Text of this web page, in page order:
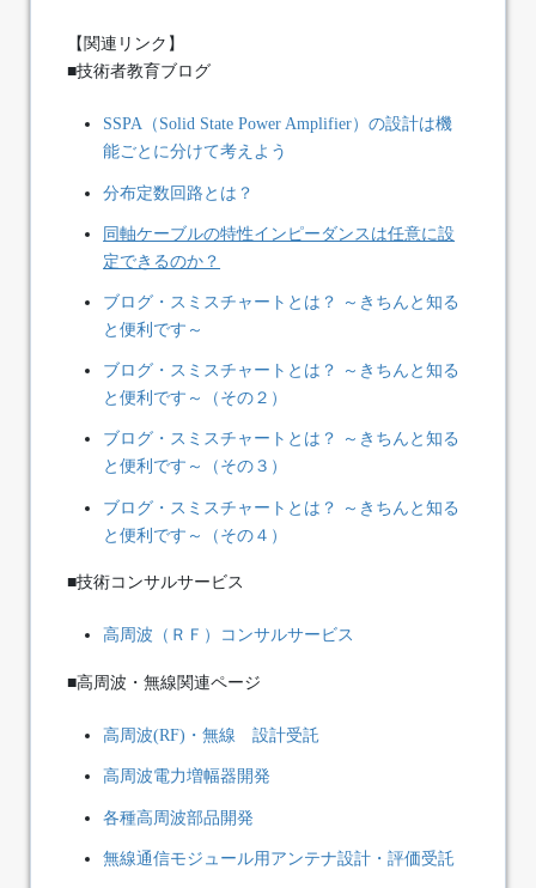
【関連リンク】
■技術者教育ブログ
SSPA（Solid State Power Amplifier）の設計は機
能ごとに分けて考えよう
分布定数回路とは？
同軸ケーブルの特性インピーダンスは任意に設
定できるのか？
ブログ・スミスチャートとは？ ～きちんと知る
と便利です～
ブログ・スミスチャートとは？ ～きちんと知る
と便利です～（その２）
ブログ・スミスチャートとは？ ～きちんと知る
と便利です～（その３）
ブログ・スミスチャートとは？ ～きちんと知る
と便利です～（その４）
■技術コンサルサービス
高周波（ＲＦ）コンサルサービス
■高周波・無線関連ページ
高周波(RF)・無線 設計受託
高周波電力増幅器開発
各種高周波部品開発
無線通信モジュール用アンテナ設計・評価受託